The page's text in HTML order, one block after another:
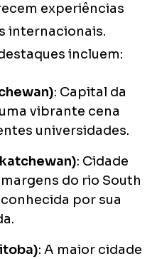
experiências
internacionais.
incluem:
: Capital da
vibrante cena
universidades.
: Cidade
do rio South
por sua
: A maior cidade